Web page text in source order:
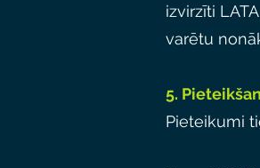
izvirzīti
varētu
5.
Pieteikumi